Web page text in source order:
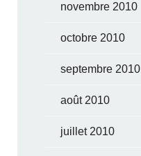
novembre 2010
octobre 2010
septembre 2010
août 2010
juillet 2010